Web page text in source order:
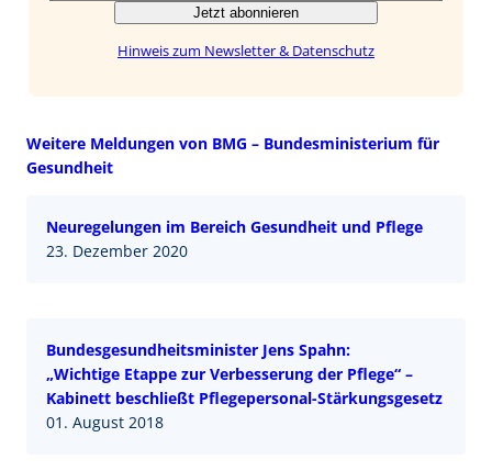
Jetzt abonnieren
Hinweis zum Newsletter & Datenschutz
Weitere Meldungen von BMG – Bundesministerium für
Gesundheit
Neuregelungen im Bereich Gesundheit und Pflege
23. Dezember 2020
Bundesgesundheitsminister Jens Spahn:
„Wichtige Etappe zur Verbesserung der Pflege“ –
Kabinett beschließt Pflegepersonal-Stärkungsgesetz
01. August 2018